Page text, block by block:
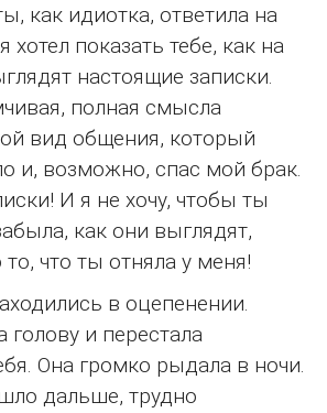
как идиотка, ответила на
хотел показать тебе, как на
настоящие записки.
полная смысла
вид общения, который
и, возможно, спас мой брак.
И я не хочу, чтобы ты
как они выглядят,
то, что ты отняла у меня!
в оцепенении.
и перестала
Она громко рыдала в ночи.
дальше, трудно